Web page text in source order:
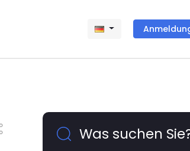
Was suchen